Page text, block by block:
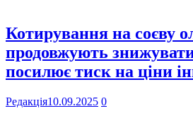
Котирування на соєву
продовжують
посилює тиск на ціни
Редакція10.09.2025 0